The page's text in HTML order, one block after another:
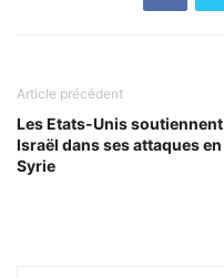
Article précédent
Les Etats-Unis soutiennent
Israël dans ses attaques en
Syrie